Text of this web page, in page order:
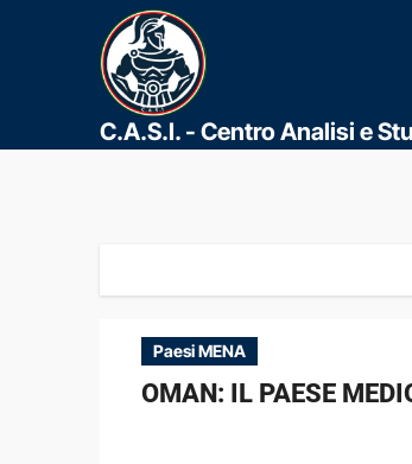
C.A.S.I. - Centro Analisi e
Paesi MENA
OMAN: IL PAESE